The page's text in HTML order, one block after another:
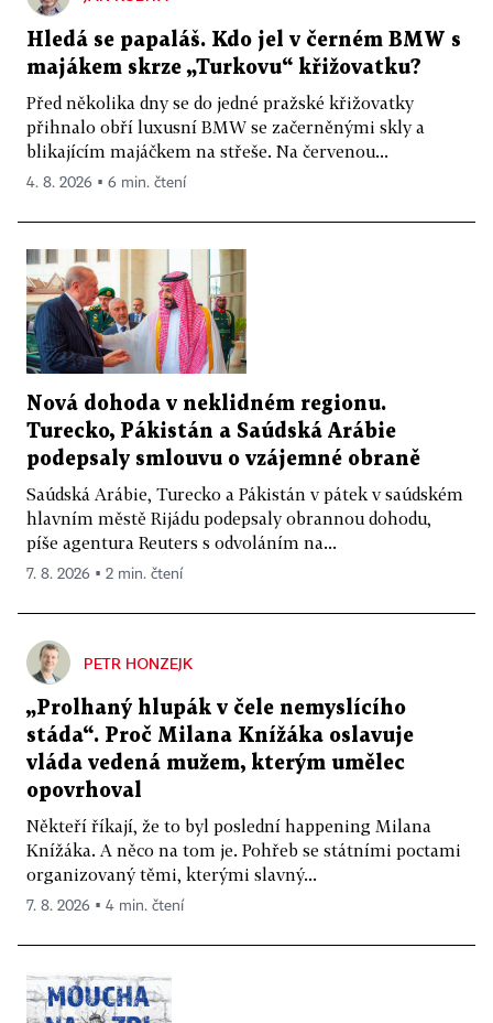
Hledá se papaláš. Kdo jel v černém BMW s
majákem skrze „Turkovu“ křižovatku?
Před několika dny se do jedné pražské křižovatky
přihnalo obří luxusní BMW se začerněnými skly a
blikajícím majáčkem na střeše. Na červenou...
4. 8. 2026 ▪ 6 min. čtení
Nová dohoda v neklidném regionu.
Turecko, Pákistán a Saúdská Arábie
podepsaly smlouvu o vzájemné obraně
Saúdská Arábie, Turecko a Pákistán v pátek v saúdském
hlavním městě Rijádu podepsaly obrannou dohodu,
píše agentura Reuters s odvoláním na...
7. 8. 2026 ▪ 2 min. čtení
PETR HONZEJK
„Prolhaný hlupák v čele nemyslícího
stáda“. Proč Milana Knížáka oslavuje
vláda vedená mužem, kterým umělec
opovrhoval
Někteří říkají, že to byl poslední happening Milana
Knížáka. A něco na tom je. Pohřeb se státními poctami
organizovaný těmi, kterými slavný...
7. 8. 2026 ▪ 4 min. čtení